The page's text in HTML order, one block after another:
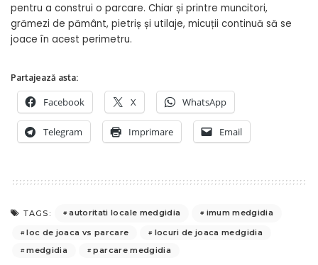
pentru a construi o parcare. Chiar și printre muncitori,
grămezi de pământ, pietriș și utilaje, micuții continuă să se
joace în acest perimetru.
Partajează asta:
Facebook X WhatsApp
Telegram Imprimare Email
TAGS: autoritati locale medgidia
imum medgidia
loc de joaca vs parcare
locuri de joaca medgidia
medgidia
parcare medgidia